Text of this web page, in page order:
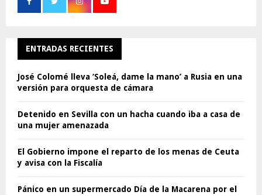
ENTRADAS RECIENTES
José Colomé lleva ‘Soleá, dame la mano’ a Rusia en una
versión para orquesta de cámara
Detenido en Sevilla con un hacha cuando iba a casa de
una mujer amenazada
El Gobierno impone el reparto de los menas de Ceuta
y avisa con la Fiscalía
Pánico en un supermercado Día de la Macarena por el